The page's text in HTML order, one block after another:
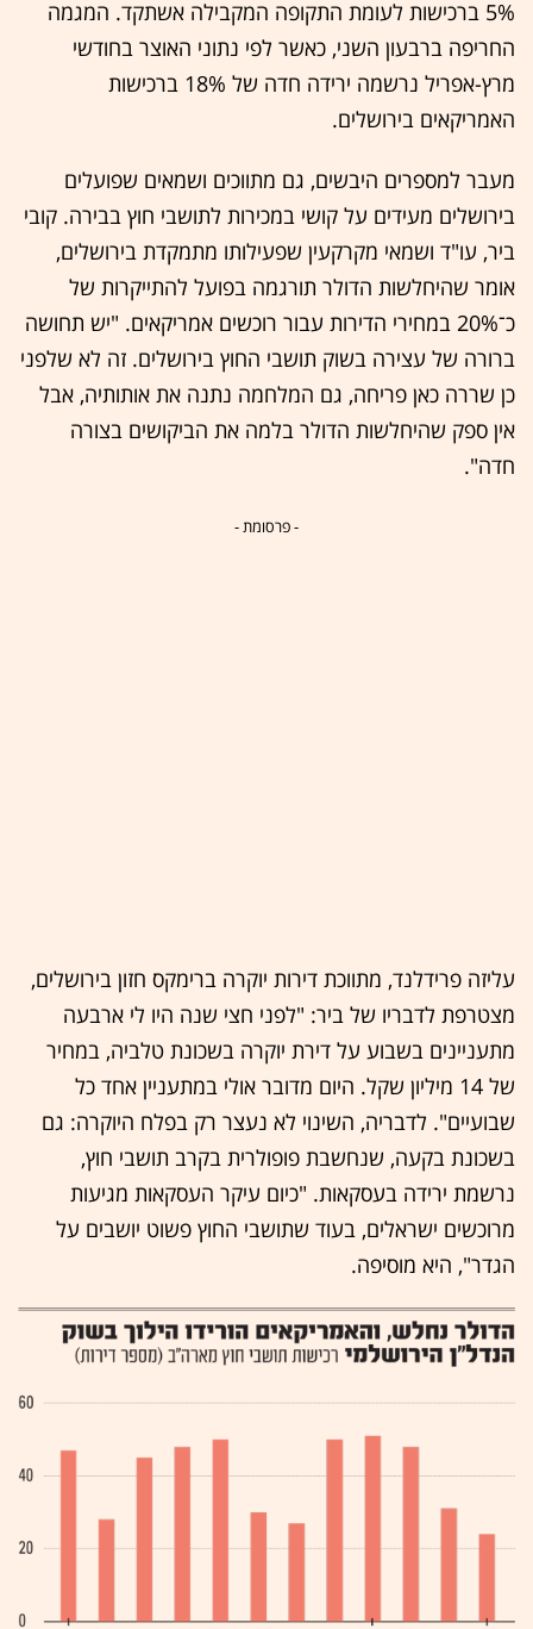
5% ברכישות לעומת התקופה המקבילה אשתקד. המגמה
החריפה ברבעון השני, כאשר לפי נתוני האוצר בחודשי
מרץ-אפריל נרשמה ירידה חדה של 18% ברכישות
האמריקאים בירושלים.
מעבר למספרים היבשים, גם מתווכים ושמאים שפועלים
בירושלים מעידים על קושי במכירות לתושבי חוץ בבירה. קובי
ביר, עו"ד ושמאי מקרקעין שפעילותו מתמקדת בירושלים,
אומר שהיחלשות הדולר תורגמה בפועל להתייקרות של
כ־20% במחירי הדירות עבור רוכשים אמריקאים. "יש תחושה
ברורה של עצירה בשוק תושבי החוץ בירושלים. זה לא שלפני
כן שררה כאן פריחה, גם המלחמה נתנה את אותותיה, אבל
אין ספק שהיחלשות הדולר בלמה את הביקושים בצורה
חדה".
- פרסומת -
עליזה פרידלנד, מתווכת דירות יוקרה ברימקס חזון בירושלים,
מצטרפת לדבריו של ביר: "לפני חצי שנה היו לי ארבעה
מתעניינים בשבוע על דירת יוקרה בשכונת טלביה, במחיר
של 14 מיליון שקל. היום מדובר אולי במתעניין אחד כל
שבועיים". לדבריה, השינוי לא נעצר רק בפלח היוקרה: גם
בשכונת בקעה, שנחשבת פופולרית בקרב תושבי חוץ,
נרשמת ירידה בעסקאות. "כיום עיקר העסקאות מגיעות
מרוכשים ישראלים, בעוד שתושבי החוץ פשוט יושבים על
הגדר", היא מוסיפה.